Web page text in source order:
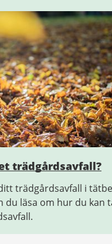
trädgårdsavfall?
trädgårdsavfall i
du läsa om hur du kan